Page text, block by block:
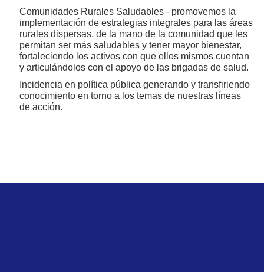
Comunidades Rurales Saludables - promovemos la
implementación de estrategias integrales para las áreas
rurales dispersas, de la mano de la comunidad que les
permitan ser más saludables y tener mayor bienestar,
fortaleciendo los activos con que ellos mismos cuentan
y articulándolos con el apoyo de las brigadas de salud.
Incidencia en política pública generando y transfiriendo
conocimiento en torno a los temas de nuestras líneas
de acción.